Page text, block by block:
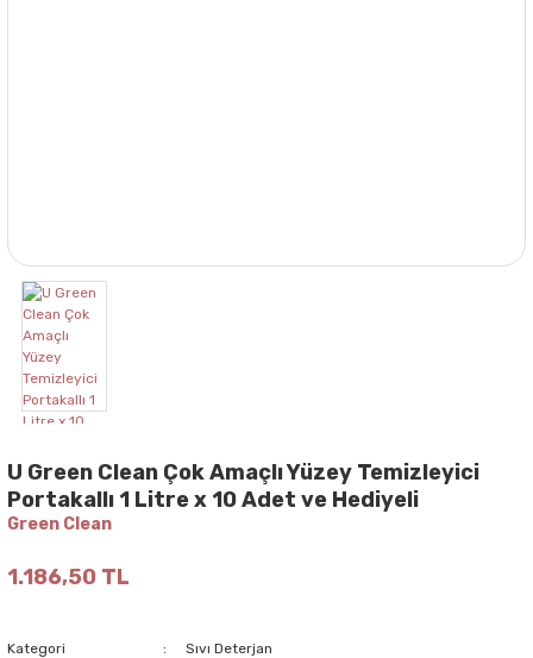
U Green Clean Çok Amaçlı Yüzey Temizleyici
Portakallı 1 Litre x 10 Adet ve Hediyeli
Green Clean
1.186,50 TL
Kategori
Sıvı Deterjan